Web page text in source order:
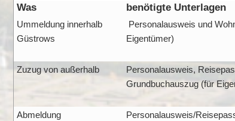
Was benötigte Unterlagen
Ummeldung innerhalb
Güstrows
Personalausweis und
Eigentümer)
Zuzug von außerhalb
Personalausweis,
Grundbuchauszug (für
Abmeldung
Personalausweis/